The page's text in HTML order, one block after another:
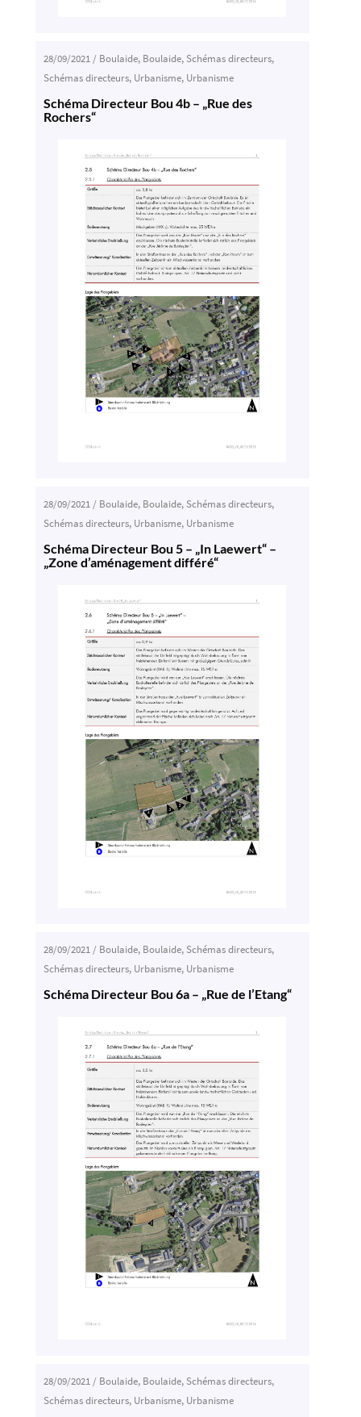
28/09/2021/ Boulaide, Boulaide,Schémas directeurs,
Schémas directeurs, Urbanisme, Urbanisme
Schéma Directeur Bou 4b – „Rue des
Rochers“
28/09/2021/ Boulaide, Boulaide,Schémas directeurs,
Schémas directeurs, Urbanisme, Urbanisme
Schéma Directeur Bou 5 – „In Laewert“ –
„Zone d’aménagement différé“
28/09/2021/ Boulaide, Boulaide,Schémas directeurs,
Schémas directeurs, Urbanisme, Urbanisme
Schéma Directeur Bou 6a – „Rue de l’Etang“
28/09/2021/ Boulaide, Boulaide,Schémas directeurs,
Schémas directeurs, Urbanisme, Urbanisme